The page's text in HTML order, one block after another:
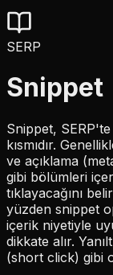
SERP
Snippet
Snippet,
kısmıdır.
ve açıklama
gibi bölümleri
tıklayacağını
yüzden snippet
içerik niyetiyle
dikkate alır.
(short click) gibi